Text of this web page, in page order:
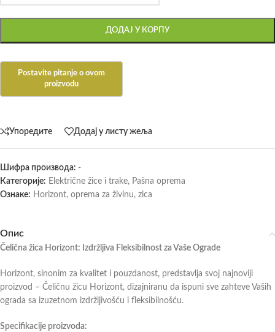
ДОДАЈ У КОРПУ
Упоредите Додај у листу жеља
Шифра производа: -
Категорије: Električne žice i trake, Pašna oprema
Ознаке: Horizont, oprema za živinu, zica
Опис
Čelična žica Horizont: Izdržljiva Fleksibilnost za Vaše Ograde
Horizont, sinonim za kvalitet i pouzdanost, predstavlja svoj najnoviji
proizvod – Čeličnu žicu Horizont, dizajniranu da ispuni sve zahteve Vaših
ograda sa izuzetnom izdržljivošću i fleksibilnošću.
Specifikacije proizvoda: